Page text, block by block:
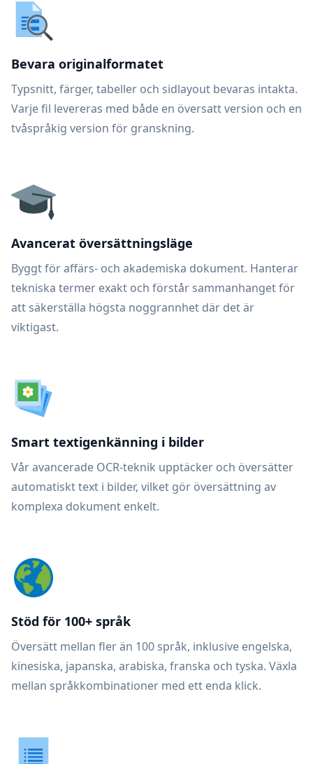
Bevara originalformatet
Typsnitt, färger, tabeller och sidlayout bevaras intakta.
Varje fil levereras med både en översatt version och en
tvåspråkig version för granskning.
Avancerat översättningsläge
Byggt för affärs- och akademiska dokument. Hanterar
tekniska termer exakt och förstår sammanhanget för
att säkerställa högsta noggrannhet där det är
viktigast.
Smart textigenkänning i bilder
Vår avancerade OCR-teknik upptäcker och översätter
automatiskt text i bilder, vilket gör översättning av
komplexa dokument enkelt.
Stöd för 100+ språk
Översätt mellan fler än 100 språk, inklusive engelska,
kinesiska, japanska, arabiska, franska och tyska. Växla
mellan språkkombinationer med ett enda klick.